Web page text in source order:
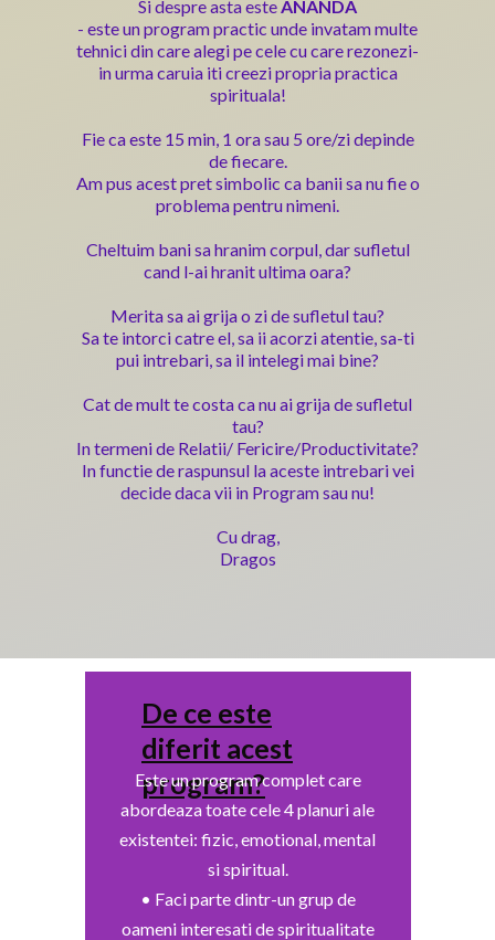
Si despre asta esteANANDA
- este un program practic unde invatam multe
tehnici din care alegi pe cele cu care rezonezi-
in urma caruia iti creezi propria practica
spirituala!
Fie ca este 15 min, 1 ora sau 5 ore/zi depinde
de fiecare.
Am pus acest pret simbolic ca banii sa nu fie o
problema pentru nimeni.
Cheltuim bani sa hranim corpul, dar sufletul
cand l-ai hranit ultima oara?
Merita sa ai grija o zi de sufletul tau?
Sa te intorci catre el, sa ii acorzi atentie, sa-ti
pui intrebari, sa il intelegi mai bine?
Cat de mult te costa ca nu ai grija de sufletul
tau?
In termeni de Relatii/ Fericire/Productivitate?
In functie de raspunsul la aceste intrebari vei
decide daca vii in Program sau nu!
Cu drag,
Dragos
De ce este
diferit acest
program?
Este un program complet care
abordeaza toate cele 4 planuri ale
existentei: fizic, emotional, mental
si spiritual.
• Faci parte dintr-un grup de
oameni interesati de spiritualitate